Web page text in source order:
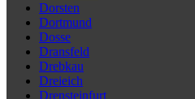
Dorsten
Dortmund
Dosse
Dransfeld
Drebkau
Dreieich
Drensteinfurt